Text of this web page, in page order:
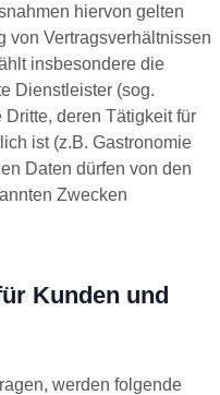
hiervon gelten
von Vertragsverhältnissen
insbesondere die
Dienstleister (sog.
deren Tätigkeit für
ist (z.B. Gastronomie
Daten dürfen von den
Zwecken
Kunden und
werden folgende